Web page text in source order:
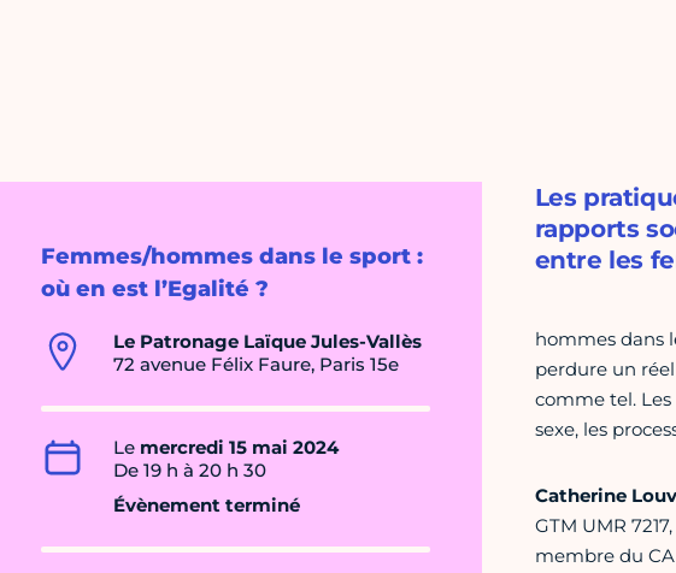
Femmes/hommes dans le sport :
où en est l’Egalité ?
Le Patronage Laïque Jules-Vallès
72 avenue Félix Faure, Paris 15e
Le mercredi 15 mai 2024
De 19 h à 20 h 30
Évènement terminé
Les
rapports
entre les
hommes dans
perdure un
comme tel.
sexe, les
Catherine
GTM UMR
membre du